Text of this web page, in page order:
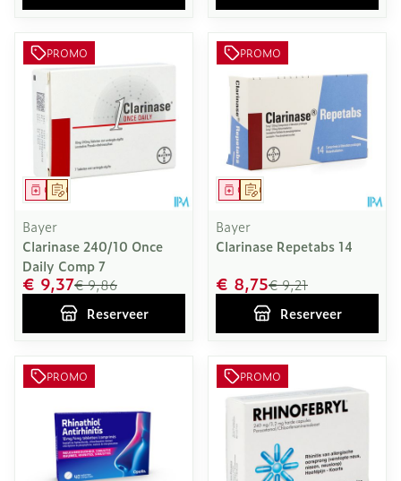
PROMO
Op voorschrift
Geneesmiddel
Bayer
Clarinase 240/10 Once
Daily Comp 7
€ 9,86
€ 9,37
Reserveer
PROMO
Op voorschrift
Geneesmiddel
Bayer
Clarinase Repetabs 14
€ 9,21
€ 8,75
Reserveer
PROMO PROMO